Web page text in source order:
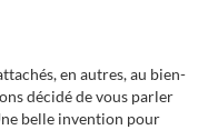
en autres, au bien-
décidé de vous parler
belle invention pour